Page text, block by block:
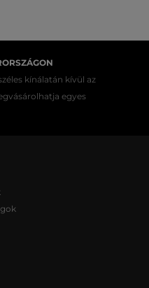
kínálatán kívül az
egyes